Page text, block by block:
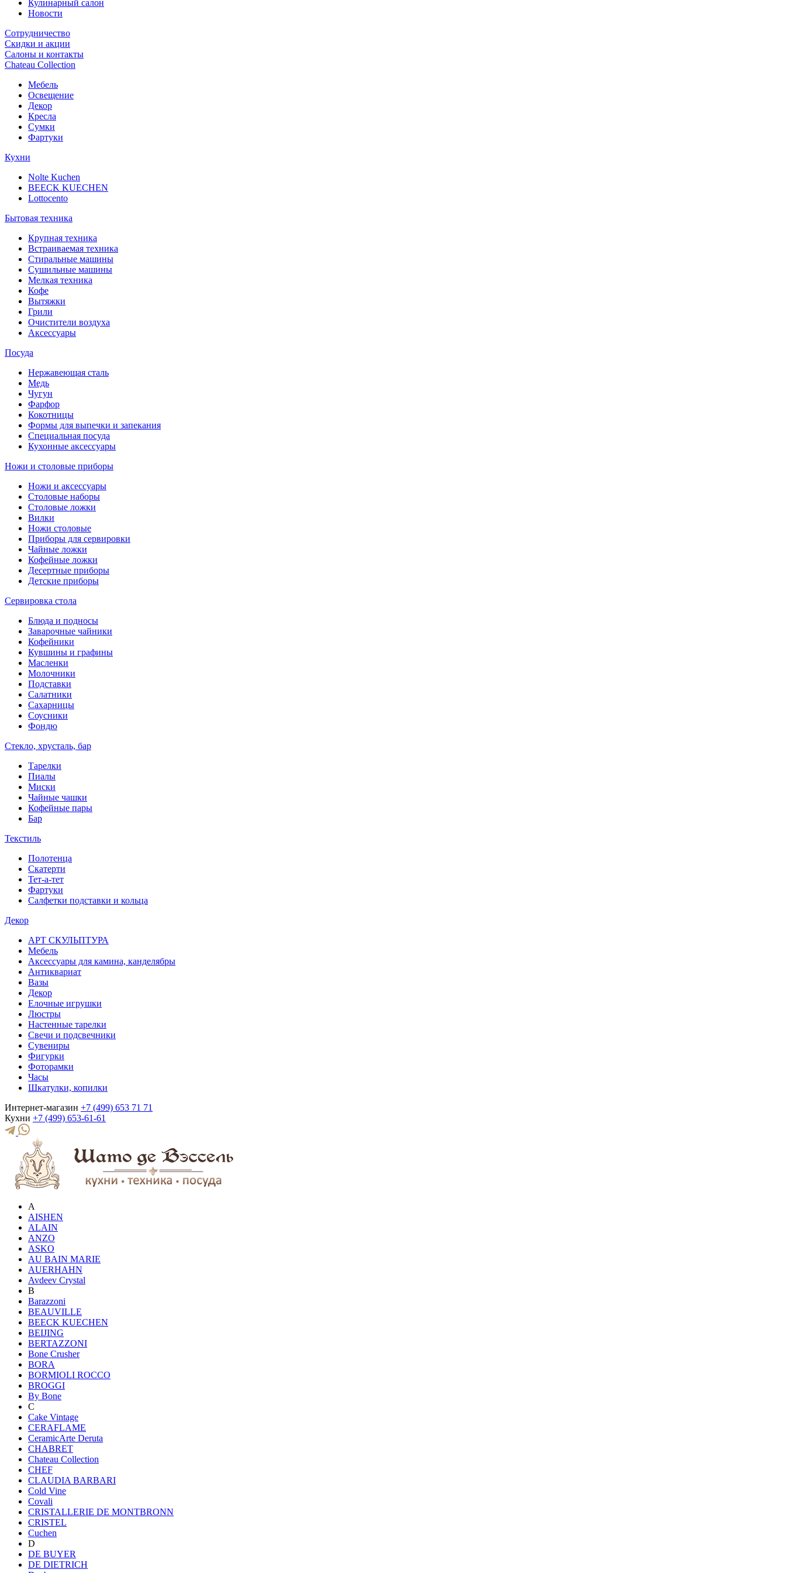
Кулинарный салон
Новости
Сотрудничество
Скидки и акции
Салоны и контакты
Chateau Collection
Мебель
Освещение
Декор
Кресла
Сумки
Фартуки
Кухни
Nolte Kuchen
BEECK KUECHEN
Lottocento
Бытовая техника
Крупная техника
Встраиваемая техника
Стиральные машины
Сушильные машины
Мелкая техника
Кофе
Вытяжки
Грили
Очистители воздуха
Аксессуары
Посуда
Нержавеющая сталь
Медь
Чугун
Фарфор
Кокотницы
Формы для выпечки и запекания
Специальная посуда
Кухонные аксессуары
Ножи и столовые приборы
Ножи и аксессуары
Столовые наборы
Столовые ложки
Вилки
Ножи столовые
Приборы для сервировки
Чайные ложки
Кофейные ложки
Десертные приборы
Детские приборы
Сервировка стола
Блюда и подносы
Заварочные чайники
Кофейники
Кувшины и графины
Масленки
Молочники
Подставки
Салатники
Сахарницы
Соусники
Фондю
Стекло, хрусталь, бар
Тарелки
Пиалы
Миски
Чайные чашки
Кофейные пары
Бар
Текстиль
Полотенца
Скатерти
Тет-а-тет
Фартуки
Салфетки подставки и кольца
Декор
АРТ СКУЛЬПТУРА
Мебель
Аксессуары для камина, канделябры
Антиквариат
Вазы
Декор
Елочные игрушки
Люстры
Настенные тарелки
Свечи и подсвечники
Сувениры
Фигурки
Фоторамки
Часы
Шкатулки, копилки
Интернет-магазин +7 (499) 653 71 71
Кухни +7 (499) 653-61-61
A
AISHEN
ALAIN
ANZO
ASKO
AU BAIN MARIE
AUERHAHN
Avdeev Crystal
B
Barazzoni
BEAUVILLE
BEECK KUECHEN
BEIJING
BERTAZZONI
Bone Crusher
BORA
BORMIOLI ROCCO
BROGGI
By Bone
C
Cake Vintage
CERAFLAME
CeramicArte Deruta
CHABRET
Chateau Collection
CHEF
CLAUDIA BARBARI
Cold Vine
Covali
CRISTALLERIE DE MONTBRONN
CRISTEL
Cuchen
D
DE BUYER
DE DIETRICH